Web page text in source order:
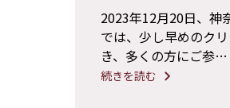
2023年12月20日、神
では、少し早めのク
き、多くの方にご参…
続きを読む